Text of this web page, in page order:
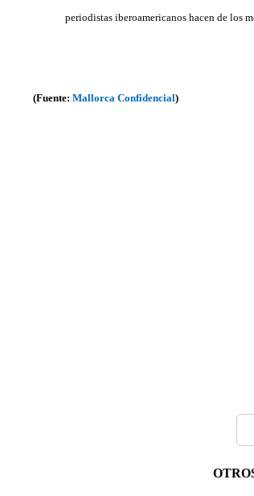
periodistas iberoamericanos hacen de los
(Fuente: Mallorca Confidencial)